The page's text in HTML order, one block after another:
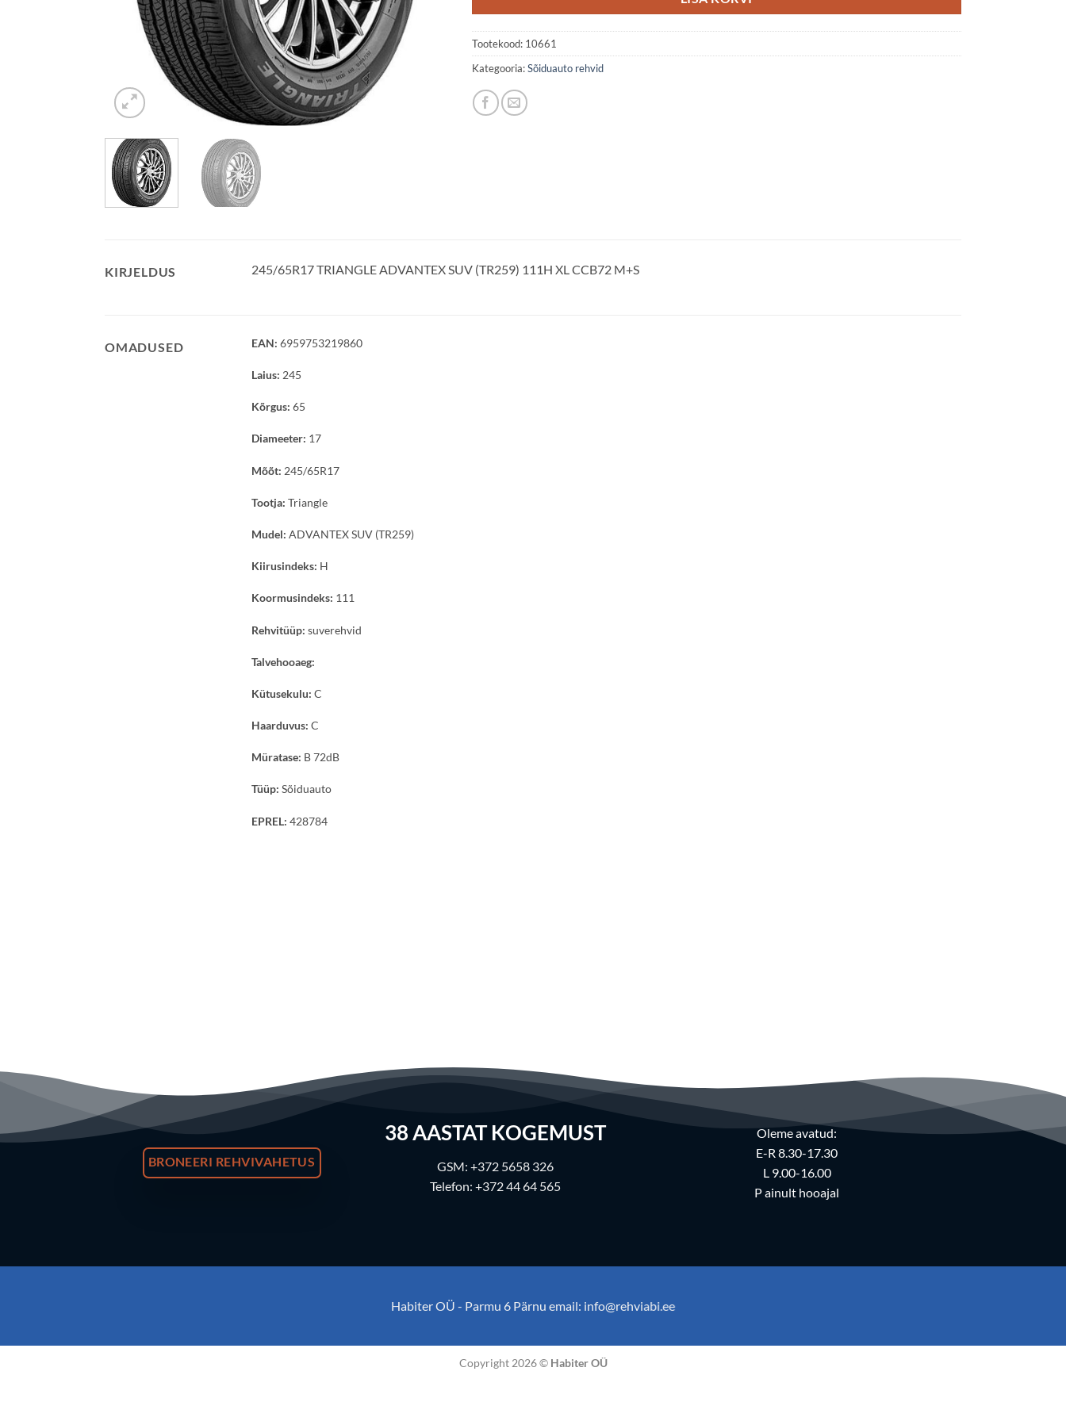
Tootekood: 10661
Kategooria:Sõiduauto rehvid
KIRJELDUS 245/65R17 TRIANGLE ADVANTEX SUV (TR259) 111H XL CCB72 M+S
OMADUSED EAN: 6959753219860
Laius: 245
Kõrgus: 65
Diameeter: 17
Mõõt: 245/65R17
Tootja: Triangle
Mudel: ADVANTEX SUV (TR259)
Kiirusindeks: H
Koormusindeks: 111
Rehvitüüp: suverehvid
Talvehooaeg:
Kütusekulu: C
Haarduvus: C
Müratase: B 72dB
Tüüp: Sõiduauto
EPREL: 428784
BRONEERI REHVIVAHETUS
38 AASTAT KOGEMUST
GSM: +372 5658 326
Telefon: +372 44 64 565
Oleme avatud:
E-R 8.30-17.30
L 9.00-16.00
P ainult hooajal
Habiter OÜ - Parmu 6 Pärnu email: info@rehviabi.ee
Copyright 2026 © Habiter OÜ